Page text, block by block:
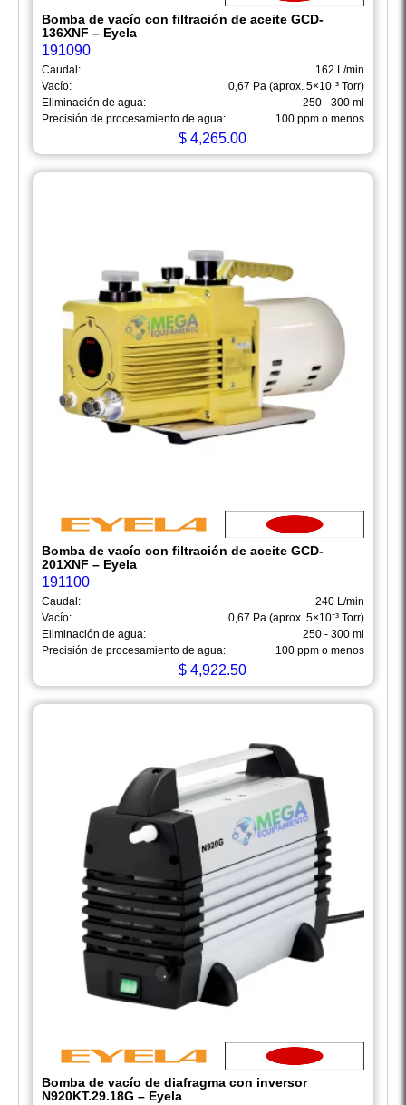
Bomba de vacío con filtración de aceite GCD-
136XNF – Eyela
191090
Caudal:
162 L/min
Vacío:
0,67 Pa (aprox. 5×10⁻³ Torr)
Eliminación de agua:
250 - 300 ml
Precisión de procesamiento de agua:
100 ppm o menos
$4,265.00
Bomba de vacío con filtración de aceite GCD-
201XNF – Eyela
191100
Caudal:
240 L/min
Vacío:
0,67 Pa (aprox. 5×10⁻³ Torr)
Eliminación de agua:
250 - 300 ml
Precisión de procesamiento de agua:
100 ppm o menos
$4,922.50
Bomba de vacío de diafragma con inversor
N920KT.29.18G – Eyela